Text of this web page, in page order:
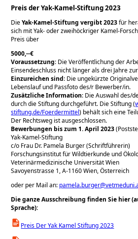
Preis der Yak-Kamel-Stiftung 2023
DieYak-Kamel-Stiftung vergibt 2023für
sich mit Yak- oder zweihöckriger Kamel-
Preis über
5000,--€
Voraussetzung: Die Veröffentlichung der
Einsendeschluss nicht länger als drei Jahre
Einzureichen sind: Die ungekürzte
Lebenslauf und Passfoto des/r Bewerber/in.
Zusätzliche Information: Die Auswahl des/
durch die Stiftung durchgeführt. Die Stiftung (
stiftung.de/Foerdermittel) behält sich eine
Der Rechtsweg ist ausgeschlossen.
Bewerbungen bis zum 1. April 2023
Yak-Kamel-Stiftung
c/o Frau Dr. Pamela Burger (Schriftführerin)
Forschungsinstitut für Wildtierkunde und
Veterinärmedizinische Universität Wien
Savoyenstrasse 1, A-1160 Wien, Österreich
oder per Mail an:
Die ganze Ausschreibung finden Sie hier
Sprache):
Preis Der Yak Kamel Stiftung 2023